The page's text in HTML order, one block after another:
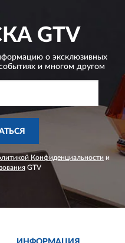
GTV
о эксклюзивных
и многом другом
Конфиденциальности и
GTV